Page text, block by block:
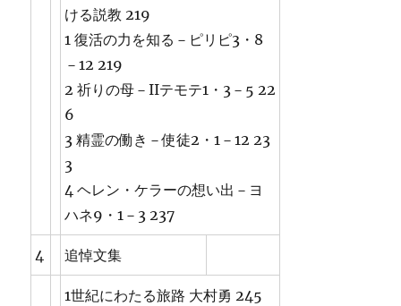
ける説教 219
1 復活の力を知る－ピリピ3・8
－12 219
2 祈りの母－IIテモテ1・3－5 22
6
3 精霊の働き－使徒2・1－12 23
3
4 ヘレン・ケラーの想い出－ヨ
ハネ9・1－3 237
4 追悼文集
1世紀にわたる旅路 大村勇 245